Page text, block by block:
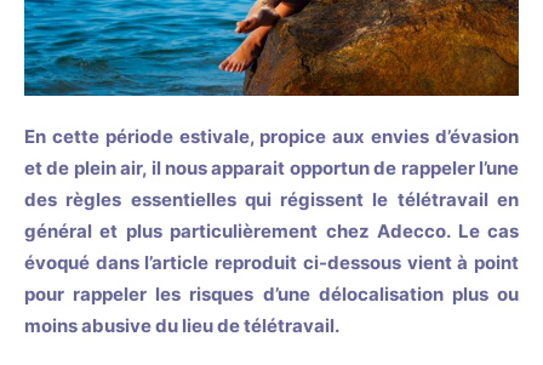
En cette période estivale, propice aux envies d’évasion
et de plein air, il nous apparait opportun de rappeler l’une
des règles essentielles qui régissent le télétravail en
général et plus particulièrement chez Adecco. Le cas
évoqué dans l’article reproduit ci-dessous vient à point
pour rappeler les risques d’une délocalisation plus ou
moins abusive du lieu de télétravail.